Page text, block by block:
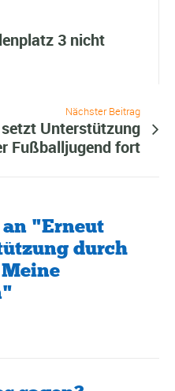
3 nicht
Nächster Beitrag
Unterstützung
Fußballjugend fort
"Erneut
durch